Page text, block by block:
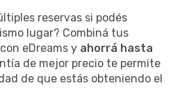
reservas si podés
lugar? Combiná tus
eDreams y ahorrá hasta
de mejor precio te permite
de que estás obteniendo el